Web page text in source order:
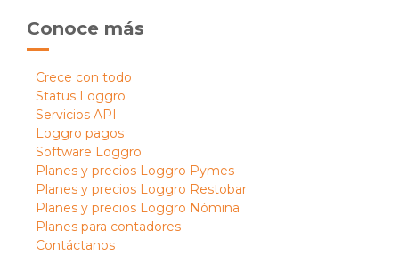
Conoce más
Crece con todo
Status Loggro
Servicios API
Loggro pagos
Software Loggro
Planes y precios Loggro Pymes
Planes y precios Loggro Restobar
Planes y precios Loggro Nómina
Planes para contadores
Contáctanos